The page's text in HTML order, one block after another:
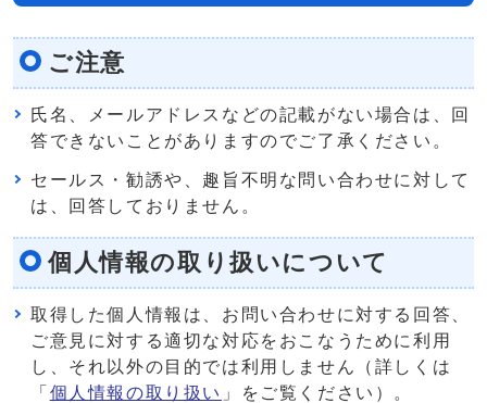
ご注意
氏名、メールアドレスなどの記載がない場合は、回
答できないことがありますのでご了承ください。
セールス・勧誘や、趣旨不明な問い合わせに対して
は、回答しておりません。
個人情報の取り扱いについて
取得した個人情報は、お問い合わせに対する回答、
ご意見に対する適切な対応をおこなうために利用
し、それ以外の目的では利用しません（詳しくは
「 個人情報の取り扱い 」をご覧ください）。